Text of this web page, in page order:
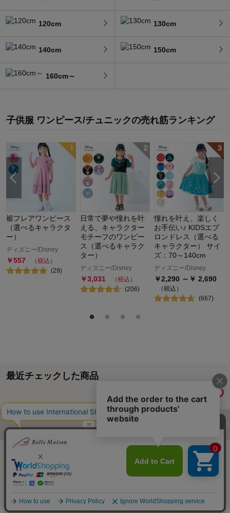
120cm 130cm
140cm 150cm
160cm～
子供服 ワンピース/チュニックの売れ筋ランキング
裾フレアワンピース
（選べるキャラクタ
ー）
ディズニー/Disney
￥557
（税込）
(29)
日常で夢や憧れを叶
える、キャラクター
モチーフのワンピー
ス（選べるキャラク
ター）
ディズニー/Disney
￥3,031
（税込）
(206)
憧れを叶え、楽しく
お手伝い♪ KIDSエプ
ロンドレス（選べる
キャラクター） サイ
ズ：70～140cm
ディズニー/Disney
￥2,290 ～￥ 2,690
（税込）
(667)
最近チェックした商品
ご利用ガイド・お知らせ
サイトマップ ベルメゾンネットTOPへ